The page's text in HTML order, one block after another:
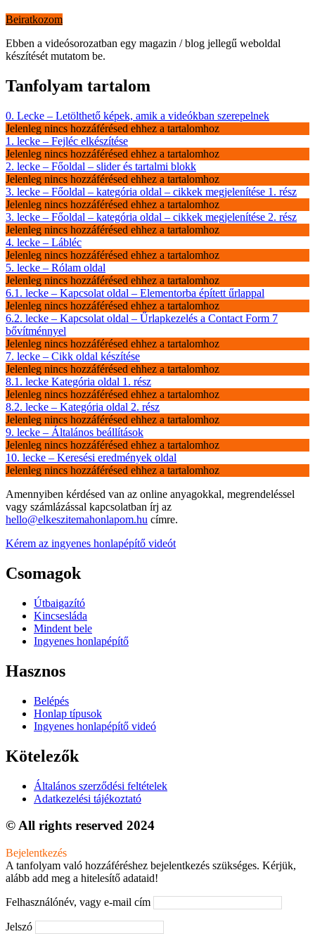
Beiratkozom
Ebben a videósorozatban egy magazin / blog jellegű weboldal
készítését mutatom be.
Tanfolyam tartalom
0. Lecke – Letölthető képek, amik a videókban szerepelnek
Jelenleg nincs hozzáférésed ehhez a tartalomhoz
1. lecke – Fejléc elkészítése
Jelenleg nincs hozzáférésed ehhez a tartalomhoz
2. lecke – Főoldal – slider és tartalmi blokk
Jelenleg nincs hozzáférésed ehhez a tartalomhoz
3. lecke – Főoldal – kategória oldal – cikkek megjelenítése 1. rész
Jelenleg nincs hozzáférésed ehhez a tartalomhoz
3. lecke – Főoldal – kategória oldal – cikkek megjelenítése 2. rész
Jelenleg nincs hozzáférésed ehhez a tartalomhoz
4. lecke – Lábléc
Jelenleg nincs hozzáférésed ehhez a tartalomhoz
5. lecke – Rólam oldal
Jelenleg nincs hozzáférésed ehhez a tartalomhoz
6.1. lecke – Kapcsolat oldal – Elementorba épített űrlappal
Jelenleg nincs hozzáférésed ehhez a tartalomhoz
6.2. lecke – Kapcsolat oldal – Űrlapkezelés a Contact Form 7
bővítménnyel
Jelenleg nincs hozzáférésed ehhez a tartalomhoz
7. lecke – Cikk oldal készítése
Jelenleg nincs hozzáférésed ehhez a tartalomhoz
8.1. lecke Kategória oldal 1. rész
Jelenleg nincs hozzáférésed ehhez a tartalomhoz
8.2. lecke – Kategória oldal 2. rész
Jelenleg nincs hozzáférésed ehhez a tartalomhoz
9. lecke – Általános beállítások
Jelenleg nincs hozzáférésed ehhez a tartalomhoz
10. lecke – Keresési eredmények oldal
Jelenleg nincs hozzáférésed ehhez a tartalomhoz
Amennyiben kérdésed van az online anyagokkal, megrendeléssel
vagy számlázással kapcsolatban írj az
hello@elkeszitemahonlapom.hu címre.
Kérem az ingyenes honlapépítő videót
Csomagok
Útbaigazító
Kincsesláda
Mindent bele
Ingyenes honlapépítő
Hasznos
Belépés
Honlap típusok
Ingyenes honlapépítő videó
Kötelezők
Általános szerződési feltételek
Adatkezelési tájékoztató
© All rights reserved 2024
Bejelentkezés
A tanfolyam való hozzáféréshez bejelentkezés szükséges. Kérjük,
alább add meg a hitelesítő adataid!
Felhasználónév, vagy e-mail cím
Jelszó